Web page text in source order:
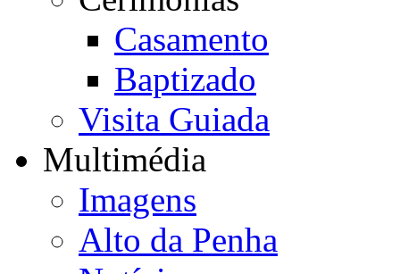
Casamento
Baptizado
Visita Guiada
Multimédia
Imagens
Alto da Penha